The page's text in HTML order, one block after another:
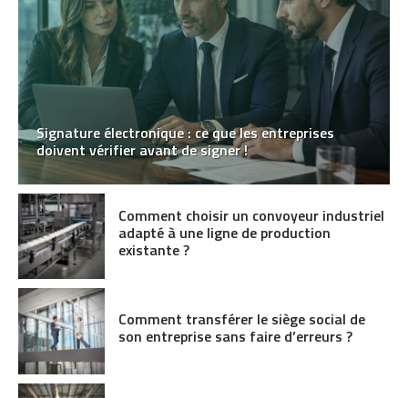
Signature électronique : ce que les entreprises
doivent vérifier avant de signer !
Comment choisir un convoyeur industriel
adapté à une ligne de production
existante ?
Comment transférer le siège social de
son entreprise sans faire d’erreurs ?